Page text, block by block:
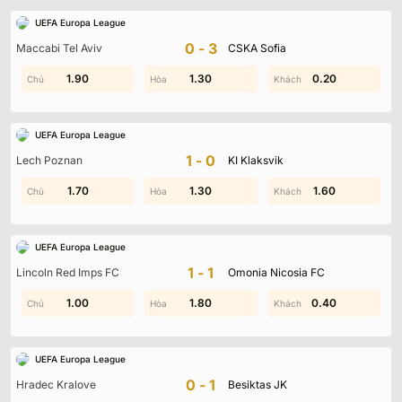
UEFA Europa League
Maccabi Tel Aviv 0-3 CSKA Sofia
1.60 0.40 2.00
1.90 1.30 0.20
UEFA Europa League
Lech Poznan 1-0 KI Klaksvik
1.20 0.80 0.80
1.70 1.30 1.60
UEFA Europa League
Lincoln Red Imps FC 1-1 Omonia Nicosia FC
1.90 1.10 0.70
1.00 1.80 0.40
UEFA Europa League
Hradec Kralove 0-1 Besiktas JK